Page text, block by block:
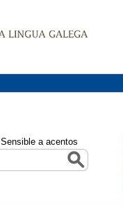
Sensible a acentos